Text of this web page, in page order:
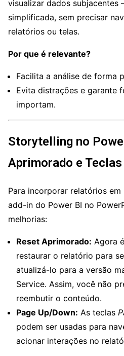
visualizar dados subjacentes
simplificada, sem precisar
relatórios ou telas.
Por que é relevante?
Facilita a análise de forma
Evita distrações e garante
importam.
Storytelling no
Aprimorado e
Para incorporar relatórios em
add-in do Power BI no
melhorias:
Reset Aprimorado: Agora
restaurar o relatório para
atualizá-lo para a versão
Service. Assim, você não
reembutir o conteúdo.
Page Up/Down: As teclas
podem ser usadas para
acionar interações no